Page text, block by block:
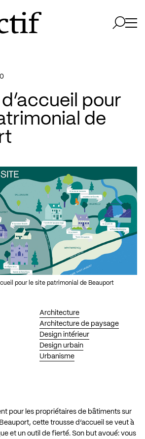
d’accueil pour
de
Architecture
Architecture de paysage
Design intérieur
Design urbain
Urbanisme
pour le site patrimonial de Beauport
pour les propriétaires de bâtiments sur
cette trousse d’accueil se veut à
et un outil de fierté. Son but avoué: vous